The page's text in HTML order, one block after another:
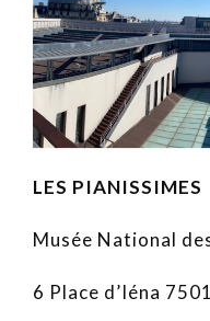
LES PIANISSIMES
Musée National
6 Place d’Iéna